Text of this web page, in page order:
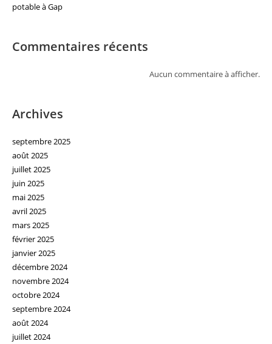
potable à Gap
Commentaires récents
Aucun commentaire à afficher.
Archives
septembre 2025
août 2025
juillet 2025
juin 2025
mai 2025
avril 2025
mars 2025
février 2025
janvier 2025
décembre 2024
novembre 2024
octobre 2024
septembre 2024
août 2024
juillet 2024